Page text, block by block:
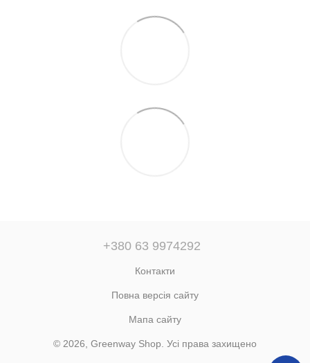
+380 63 9974292
Контакти
Повна версія сайту
Мапа сайту
© 2026, Greenway Shop. Усі права захищено